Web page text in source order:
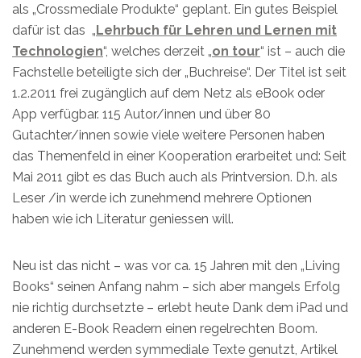
als „Crossmediale Produkte“ geplant. Ein gutes Beispiel
dafür ist das „Lehrbuch für Lehren und Lernen mit
Technologien“, welches derzeit „on tour“ ist – auch die
Fachstelle beteiligte sich der „Buchreise“. Der Titel ist seit
1.2.2011 frei zugänglich auf dem Netz als eBook oder
App verfügbar. 115 Autor/innen und über 80
Gutachter/innen sowie viele weitere Personen haben
das Themenfeld in einer Kooperation erarbeitet und: Seit
Mai 2011 gibt es das Buch auch als Printversion. D.h. als
Leser /in werde ich zunehmend mehrere Optionen
haben wie ich Literatur geniessen will.
Neu ist das nicht – was vor ca. 15 Jahren mit den „Living
Books“ seinen Anfang nahm – sich aber mangels Erfolg
nie richtig durchsetzte – erlebt heute Dank dem iPad und
anderen E-Book Readern einen regelrechten Boom.
Zunehmend werden symmediale Texte genutzt, Artikel